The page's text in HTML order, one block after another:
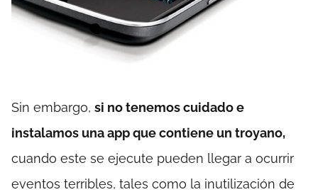
Sin embargo, si no tenemos cuidado e
instalamos una app que contiene un troyano,
cuando este se ejecute pueden llegar a ocurrir
eventos terribles, tales como la inutilización de